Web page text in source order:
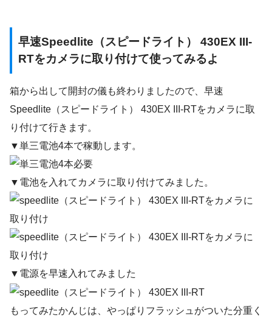
早速Speedlite（スピードライト） 430EX III-
RTをカメラに取り付けて使ってみるよ
箱から出して開封の儀も終わりましたので、早速
Speedlite（スピードライト） 430EX III-RTをカメラに取
り付けて行きます。
▼単三電池4本で稼動します。
▼電池を入れてカメラに取り付けてみました。
▼電源を早速入れてみました
もってみたかんじは、やっぱりフラッシュがついた分重く